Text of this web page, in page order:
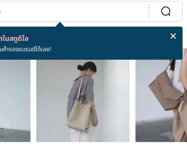
นสตูดิโอ
าของแบรนด์ได้เลย!